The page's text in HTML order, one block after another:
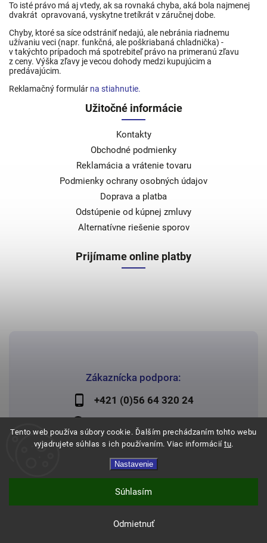
Tento web používa súbory cookie. Ďalším prechádzaním tohto webu
vyjadrujete súhlas s ich používaním. Viac informácií tu.
Nastavenie
Odmietnuť
Súhlasím
To isté právo má aj vtedy, ak sa rovnaká chyba, aká bola najmenej
dvakrát opravovaná, vyskytne tretíkrát v záručnej dobe.
Chyby, ktoré sa síce odstrániť nedajú, ale nebránia riadnemu
užívaniu veci (napr. funkčná, ale poškriabaná chladnička) -
v takýchto prípadoch má spotrebiteľ právo na primeranú zľavu
z ceny. Výška zľavy je vecou dohody medzi kupujúcim a
predávajúcim.
Reklamačný formulár na stiahnutie.
Zákaznícka podpora:
+421 (0)56 64 320 24
Užitočné informácie
Kontakty
Obchodné podmienky
Reklamácia a vrátenie tovaru
Podmienky ochrany osobných údajov
Doprava a platba
Odstúpenie od kúpnej zmluvy
Alternatívne riešenie sporov
Prijímame online platby
Copyright 2026Papier Lechman. Všetky práva vyhradené.
Shoptet | Design